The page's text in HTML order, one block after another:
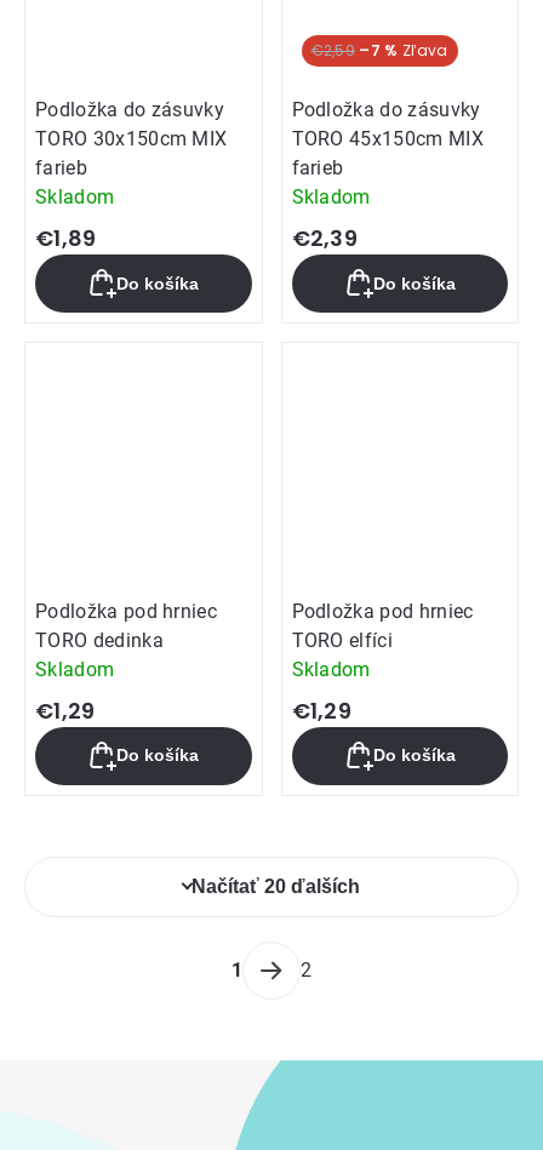
Podložka do zásuvky
TORO 30x150cm MIX
farieb
Skladom
€1,89
Do košíka
€2,59 –7 %
Podložka do zásuvky
TORO 45x150cm MIX
farieb
Skladom
€2,39
Do košíka
Podložka pod hrniec
TORO dedinka
Skladom
€1,29
Do košíka
Podložka pod hrniec
TORO elfíci
Skladom
€1,29
Do košíka
Ovládacie
Načítať 20 ďalších
Stránkovanie
1 2